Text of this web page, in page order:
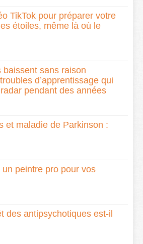
TikTok pour préparer votre
étoiles, même là où le
baissent sans raison
d’apprentissage qui
pendant des années
et maladie de Parkinson :
peintre pro pour vos
des antipsychotiques est-il